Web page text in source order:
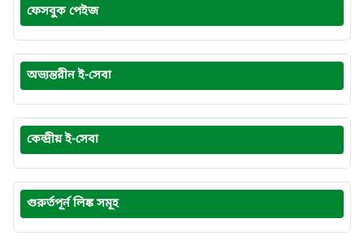
ফেসবুক পেইজ
অভ্যন্তরীন ই-সেবা
কেন্দ্রীয় ই-সেবা
গুরুর্তপূর্ন লিঙ্ক সমূহ